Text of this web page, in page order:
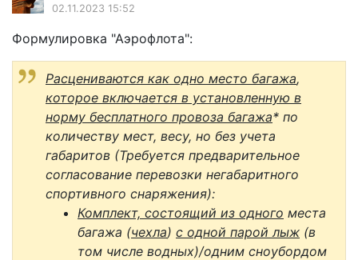
02.11.2023 15:52
Формулировка "Аэрофлота":
Расцениваются как одно место багажа,
которое включается в установленную в
норму бесплатного провоза багажа* по
количеству мест, весу, но без учета
габаритов (Требуется предварительное
согласование перевозки негабаритного
спортивного снаряжения):
Комплект, состоящий из одного места
багажа (чехла) с одной парой лыж (в
том числе водных)/одним сноубордом